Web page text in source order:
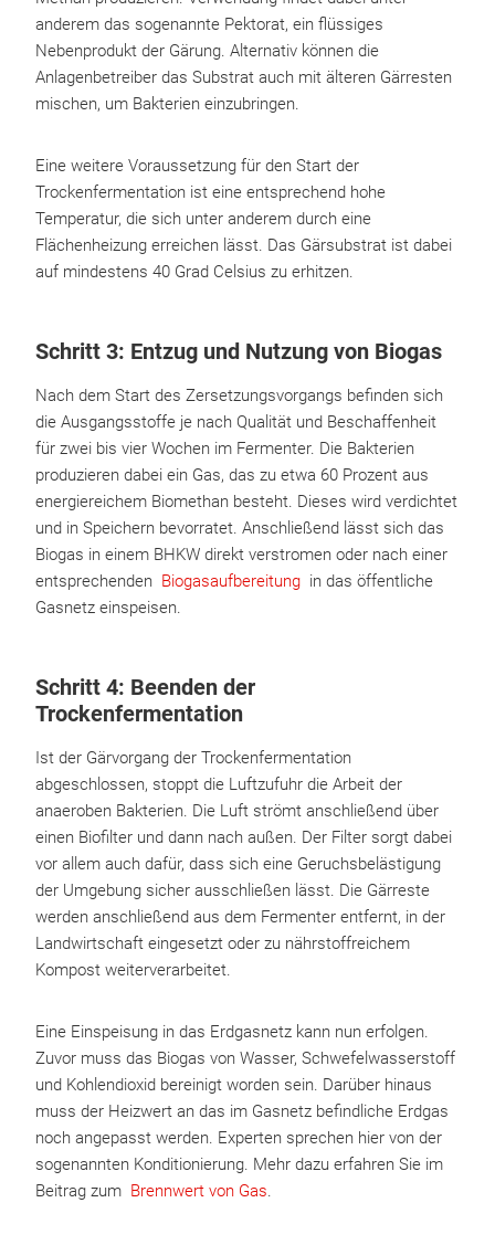
anderem das sogenannte Pektorat, ein flüssiges
Nebenprodukt der Gärung. Alternativ können die
Anlagenbetreiber das Substrat auch mit älteren Gärresten
mischen, um Bakterien einzubringen.
Eine weitere Voraussetzung für den Start der
Trockenfermentation ist eine entsprechend hohe
Temperatur, die sich unter anderem durch eine
Flächenheizung erreichen lässt. Das Gärsubstrat ist dabei
auf mindestens 40 Grad Celsius zu erhitzen.
Schritt 3: Entzug und Nutzung von Biogas
Nach dem Start des Zersetzungsvorgangs befinden sich
die Ausgangsstoffe je nach Qualität und Beschaffenheit
für zwei bis vier Wochen im Fermenter. Die Bakterien
produzieren dabei ein Gas, das zu etwa 60 Prozent aus
energiereichem Biomethan besteht. Dieses wird verdichtet
und in Speichern bevorratet. Anschließend lässt sich das
Biogas in einem BHKW direkt verstromen oder nach einer
entsprechenden Biogasaufbereitung in das öffentliche
Gasnetz einspeisen.
Schritt 4: Beenden der
Trockenfermentation
Ist der Gärvorgang der Trockenfermentation
abgeschlossen, stoppt die Luftzufuhr die Arbeit der
anaeroben Bakterien. Die Luft strömt anschließend über
einen Biofilter und dann nach außen. Der Filter sorgt dabei
vor allem auch dafür, dass sich eine Geruchsbelästigung
der Umgebung sicher ausschließen lässt. Die Gärreste
werden anschließend aus dem Fermenter entfernt, in der
Landwirtschaft eingesetzt oder zu nährstoffreichem
Kompost weiterverarbeitet.
Eine Einspeisung in das Erdgasnetz kann nun erfolgen.
Zuvor muss das Biogas von Wasser, Schwefelwasserstoff
und Kohlendioxid bereinigt worden sein. Darüber hinaus
muss der Heizwert an das im Gasnetz befindliche Erdgas
noch angepasst werden. Experten sprechen hier von der
sogenannten Konditionierung. Mehr dazu erfahren Sie im
Beitrag zum Brennwert von Gas.